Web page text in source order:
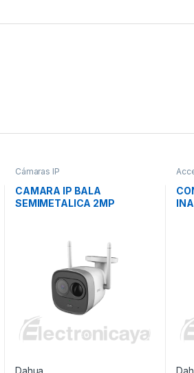
Cámaras IP
CAMARA IP BALA
SEMIMETALICA 2MP
Dahua